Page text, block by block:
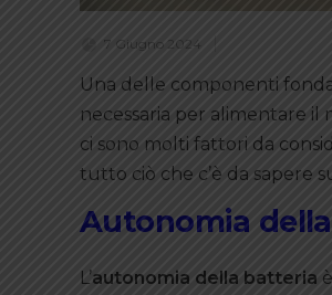
7 Giugno 2024
Una delle componenti
necessaria per alimentare
ci sono molti fattori da
tutto ciò che c’è da sapere
Autonomia
L’autonomia della batteria